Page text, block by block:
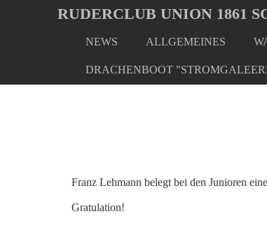
Oops, an error occurred! Code: 20260807060928dfd08dca
main
RUDERCLUB UNION 1861
NEWS ALLGEMEINES
DRACHENBOOT
here:
Franz Lehmann belegt bei den Junioren
Gratulation!